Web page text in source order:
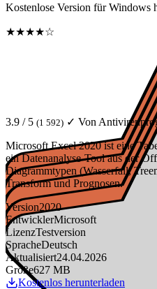
Kostenlose Version für Windows
★★★★☆
3.9 / 5 (1 592) ✓ Von
Microsoft Excel 2020 ist eine
ein Datenanalyse-Tool aus der
Diagrammtypen (Wasserfall,
Transform und Prognosen.
Version2020
EntwicklerMicrosoft
LizenzTestversion
SpracheDeutsch
Aktualisiert24.04.2026
Größe627 MB
Kostenlos herunterladen